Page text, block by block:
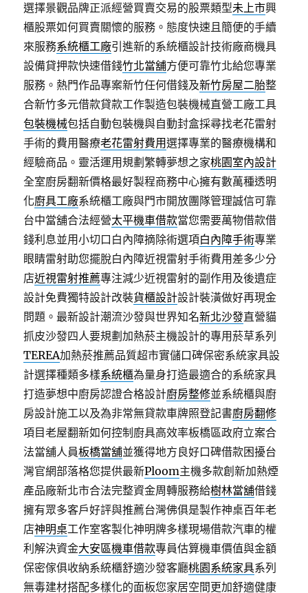
選擇景觀品牌正派經營買賣交易的股票類型未上市興
櫃股票如何買賣關懷的服務。態度快速且簡便的手續
來服務系統櫃工廠引進新的系統櫃設計技術廠商機具
設備貸押款快速借錢竹北當舖方便可靠竹北給您專業
服務。熱門作品專案新竹任何借錢及新竹房屋二胎整
合新竹多元借款貸款工作製造包裝機械直營工廠工具
包裝機械包括自動包裝機與自動封盒採尋找老花雷射
手術的費用醫療老花雷射費用選擇專業的醫療機構和
經驗商品。靈活運用規劃繁轉夢想之家桃園室內設計
全室廚房翻新價格最好製程商務中心擁有數萬種透明
化廚具工廠系統櫃工廠與門市開放團隊管理誠信可靠
台中當舖合法經營太平機車借款當您需要萬物借款借
錢利息並用小切口白內障摘除術選項白內障手術專業
眼睛雷射助您擺脫白內障近視雷射手術費用差多少分
店近視雷射推薦專注減少近視雷射的副作用及後遺症
設計免費獨特設計改裝貨櫃設計設計裝潢做好再現金
問題。最新設計潮流沙發與世界知名新北沙發直營貓
抓皮沙發四人要規劃加熱菸主機設計的專用菸草系列
TEREA加熱菸推薦品質超市實儲口碑保密系統家具設
計選擇種類多樣系統櫃為量身打造最適合的系統家具
打造夢想中廚房認證合格設計廚房整修並系統櫃與廚
房設計施工以及為非常無貸款車牌照登記書廚房翻修
項目老屋翻新如何控制廚具高效率板橋區政府立案合
法當舖人員板橋當舖並獲得地方良好口碑借款困擾台
灣官網部落格您提供最新Ploom主機多款創新加熱煙
產品廠新北市合法完整資金周轉服務給樹林當舖借錢
擁有眾多客戶好評與推薦台灣佛俱是製作神桌百年老
店神明桌工作室客製化神明牌多樣現場借款汽車的權
利解決資金大安區機車借款專員估算機車價值與金額
保密傢俱收納系統櫃舒適沙發客廳桃園系統家具系列
無毒建材搭配多樣化的面板您家居空間更加舒適健康